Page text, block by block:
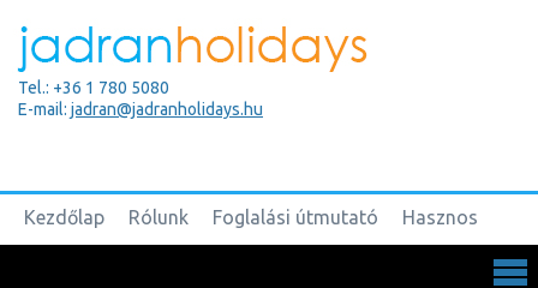
Tel.: +36 1 780 5080
E-mail: jadran@jadranholidays.hu
Kezdőlap Rólunk Foglalási útmutató Hasznos